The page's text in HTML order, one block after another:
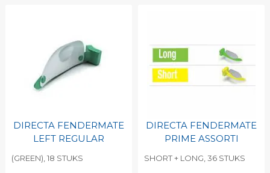
DIRECTA FENDERMATE
LEFT REGULAR
(GREEN), 18 STUKS
DIRECTA FENDERMATE
PRIME ASSORTI
SHORT + LONG, 36 STUKS